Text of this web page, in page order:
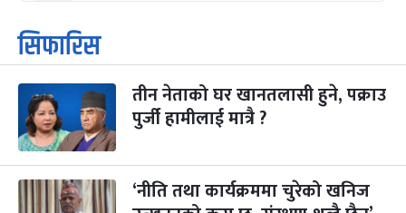
१
आइत
कार्तिक सङ्क्रान्ति
कार्तिक १, २०८३
३
मंगल
महानवमी
कार्तिक ३, २०८३-Oct 20, 2026
२ महिना बाँकी
४
बुध कार्तिक ४, २०८३ -Oct 21, 2026
सिफारिस
तीन नेताको घर खानतलासी हुने, पक्राउ
पुर्जी हामीलाई मात्रै ?
‘नीति तथा कार्यक्रममा चुरेको खनिज